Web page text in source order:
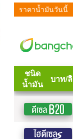
ราคาน้ำมันวันนี้